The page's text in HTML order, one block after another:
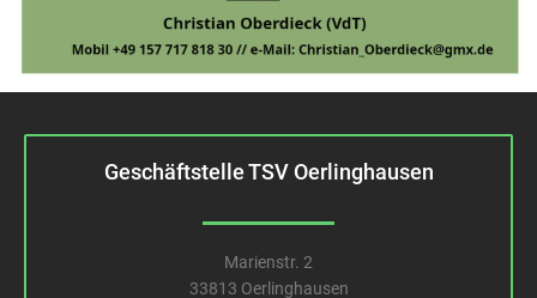
Geschäftstelle TSV Oerlinghausen
Marienstr. 2
33813 Oerlinghausen